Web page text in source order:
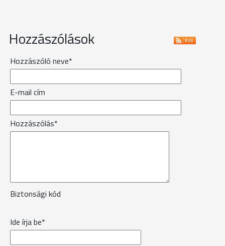
Hozzászólások
Hozzászóló neve*
E-mail cím
Hozzászólás*
Biztonsági kód
Ide írja be*